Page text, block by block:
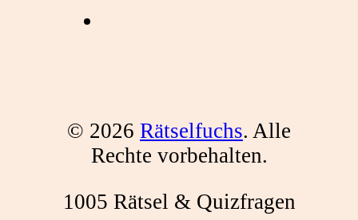
© 2026 Rätselfuchs. Alle
Rechte vorbehalten.
1005 Rätsel & Quizfragen